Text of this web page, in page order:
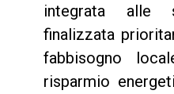
integrata alle
finalizzata
fabbisogno
risparmio